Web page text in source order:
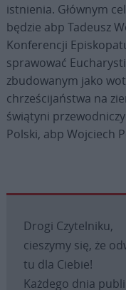
istnienia. Głównym
będzie abp Tadeusz
Konferencji
sprawować
zbudowanym jako
chrześcijaństwa na
świątyni
Polski, abp Wojciech
Drogi Czytelniku,
cieszymy się, że
tu dla Ciebie!
Każdego dnia